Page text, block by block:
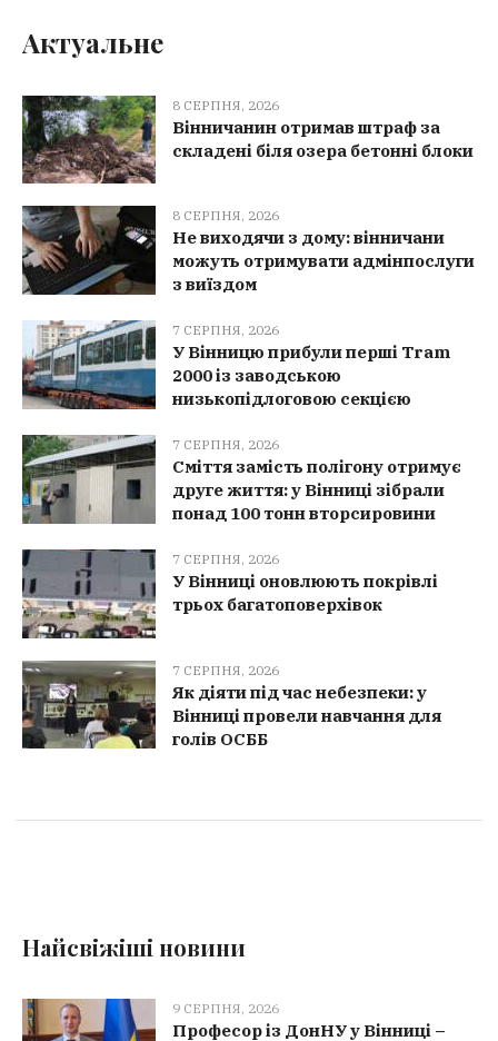
Актуальне
8 СЕРПНЯ, 2026
Вінничанин отримав штраф за
складені біля озера бетонні блоки
8 СЕРПНЯ, 2026
Не виходячи з дому: вінничани
можуть отримувати адмінпослуги
з виїздом
7 СЕРПНЯ, 2026
У Вінницю прибули перші Tram
2000 із заводською
низькопідлоговою секцією
7 СЕРПНЯ, 2026
Сміття замість полігону отримує
друге життя: у Вінниці зібрали
понад 100 тонн вторсировини
7 СЕРПНЯ, 2026
У Вінниці оновлюють покрівлі
трьох багатоповерхівок
7 СЕРПНЯ, 2026
Як діяти під час небезпеки: у
Вінниці провели навчання для
голів ОСББ
Найсвіжіші новини
9 СЕРПНЯ, 2026
Професор із ДонНУ у Вінниці –